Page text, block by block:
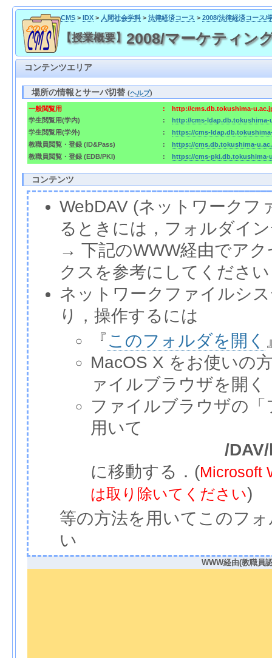
CMS> IDX> 人間社会学科> 法律経済コース > 2008/法律経済コース/
【授業概要】 2008/マーケティン
コンテンツエリア
場所の情報とサーバ切替(ヘルプ)
一般閲覧用 :
http://cms.db.tokushima-
学生閲覧用(学内)
:
http://cms-ldap.db.tokushima-
学生閲覧用(学外)
:
https://cms-
教職員閲覧・登録 (ID&Pass)
:
https://cms.db.tokushima-
教職員閲覧・登録 (EDB/PKI)
: https://cms-pki.db.tokushima-
コンテンツ
WebDAV (ネットワーク
るときには，フォルダイ
→ 下記のWWW経由でア
クスを参考にしてくださ
ネットワークファイルシ
り，操作するには
『このフォルダを開く
MacOS X をお使いの
ァイルブラウザを開く
ファイルブラウザの
用いて
/
に移動する．(Microsoft
は取り除いてください)
等の方法を用いてこのフ
い
WWW経由(教職員